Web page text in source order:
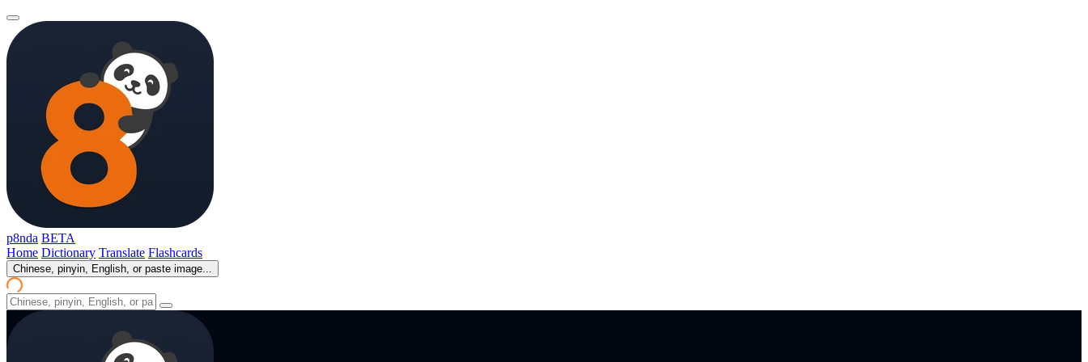
p8nda BETA
Home Dictionary Translate Flashcards
Chinese, pinyin, English, or paste image...